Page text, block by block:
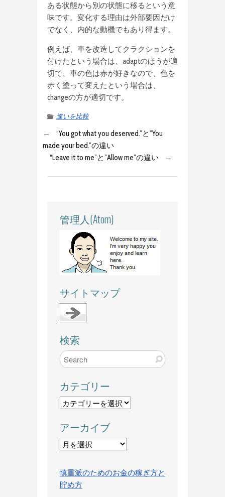
ある状態から別の状態に移るという意
味です。変化する理由は外部要因だけ
でなく、内的な動機でもあり得ます。
例えば、車を改造してクラクションを
付けたという場合は、adaptのほうが適
切で、車の色は赤が好きなので、色を
赤く塗って変えたという場合は、
changeの方が適切です。
違いを比較
←
“You got what you deserved.”と”You
made your bed.”の違い
“Leave it to me”と”Allow me”の違い
→
管理人(Atom)
サイトマップ
検索
カテゴリー
カ
ゴ
リ
ー
アーカイブ
ア
カ
イ
ブ
慎重派のためのお金の稼ぎ方と
貯め方